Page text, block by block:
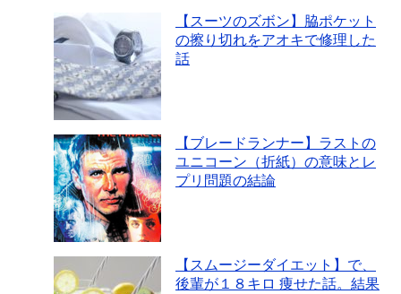
【スーツのズボン】脇ポケット
の擦り切れをアオキで修理した
話
【ブレードランナー】ラストの
ユニコーン（折紙）の意味とレ
プリ問題の結論
【スムージーダイエット】で、
後輩が１８キロ 痩せた話。結果